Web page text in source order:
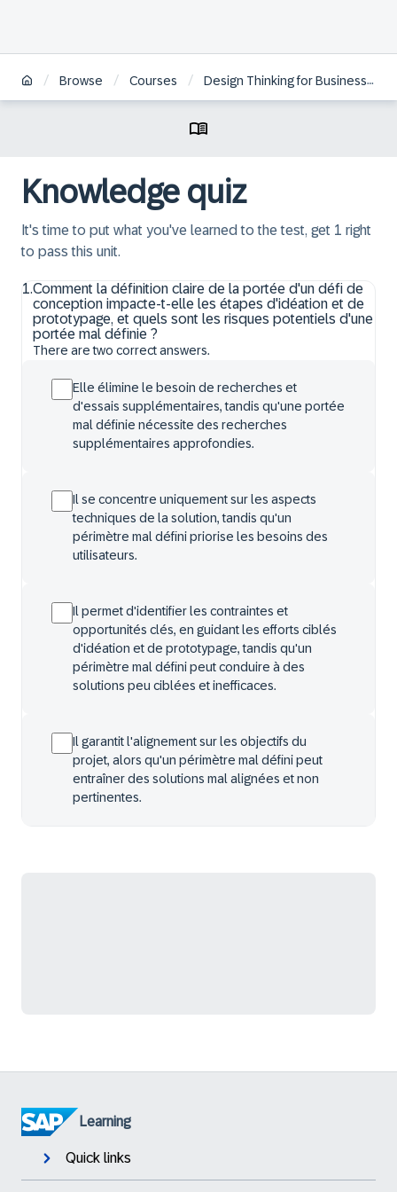
/ Browse / Courses / Design Thinking for Business Innovation - Live Experience | FR
Knowledge quiz
It's time to put what you've learned to the test, get 1 right
to pass this unit.
1.Comment la définition claire de la portée d'un défi de
conception impacte-t-elle les étapes d'idéation et de
prototypage, et quels sont les risques potentiels d'une
portée mal définie ?
There are two correct answers.
Elle élimine le besoin de recherches et
d'essais supplémentaires, tandis qu'une portée
mal définie nécessite des recherches
supplémentaires approfondies.
Il se concentre uniquement sur les aspects
techniques de la solution, tandis qu'un
périmètre mal défini priorise les besoins des
utilisateurs.
Il permet d'identifier les contraintes et
opportunités clés, en guidant les efforts ciblés
d'idéation et de prototypage, tandis qu'un
périmètre mal défini peut conduire à des
solutions peu ciblées et inefficaces.
Il garantit l'alignement sur les objectifs du
projet, alors qu'un périmètre mal défini peut
entraîner des solutions mal alignées et non
pertinentes.
Learning
Quick links